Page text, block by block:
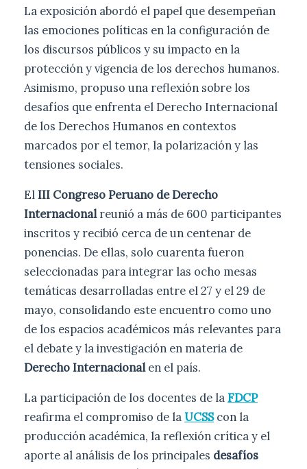
La exposición abordó el papel que desempeñan
las emociones políticas en la configuración de
los discursos públicos y su impacto en la
protección y vigencia de los derechos humanos.
Asimismo, propuso una reflexión sobre los
desafíos que enfrenta el Derecho Internacional
de los Derechos Humanos en contextos
marcados por el temor, la polarización y las
tensiones sociales.
ElIII Congreso Peruano de Derecho
Internacionalreunió a más de 600 participantes
inscritos y recibió cerca de un centenar de
ponencias. De ellas, solo cuarenta fueron
seleccionadas para integrar las ocho mesas
temáticas desarrolladas entre el 27 y el 29 de
mayo, consolidando este encuentro como uno
de los espacios académicos más relevantes para
el debate y la investigación en materia de
Derecho Internacionalen el país.
La participación de los docentes de laFDCP
reafirma el compromiso de laUCSS con la
producción académica, la reflexión crítica y el
aporte al análisis de los principales desafíos